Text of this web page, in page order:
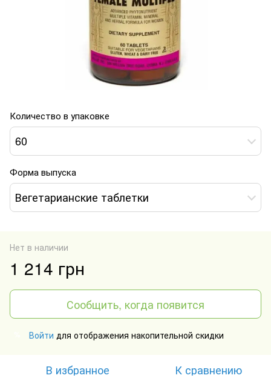
Количество в упаковке
60
Форма выпуска
Вегетарианские таблетки
Нет в наличии
1 214 грн
Сообщить, когда появится
Войти для отображения накопительной скидки
В избранное К сравнению